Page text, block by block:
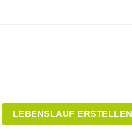
LEBENSLAUF ERSTELLEN